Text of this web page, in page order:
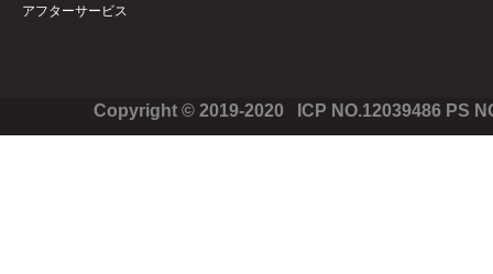
アフターサービス
Copyright © 2019-2020 ICP NO.12039486 PS